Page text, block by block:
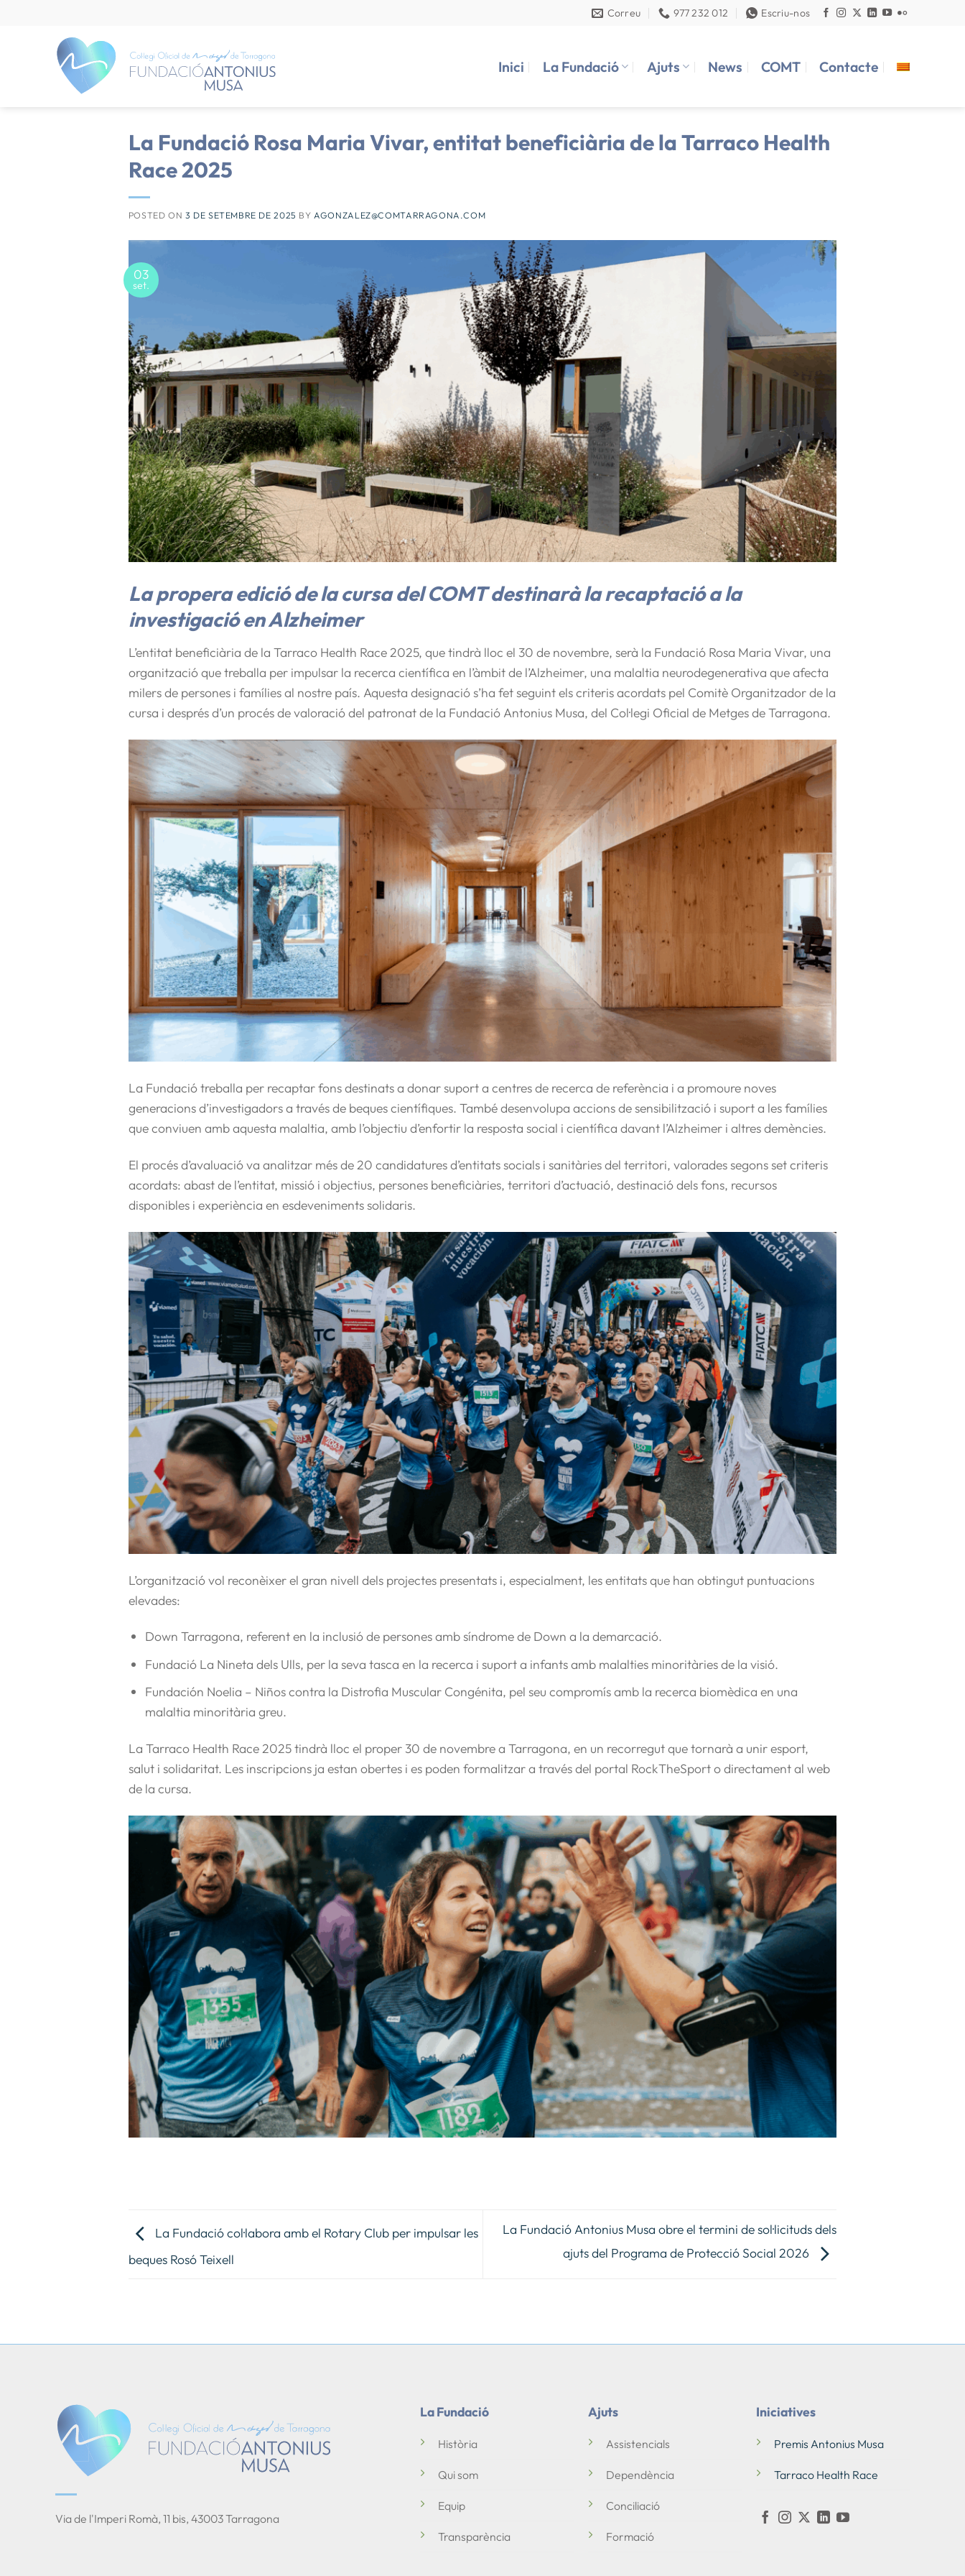
Correu 977 232 012 Escriu-nos
Inici La Fundació Ajuts News COMT Contacte
La Fundació Rosa Maria Vivar, entitat beneficiària de la Tarraco Health
Race 2025
POSTED ON 3 DE SETEMBRE DE 2025 BYAGONZALEZ@COMTARRAGONA.COM
03
set.
La propera edició de la cursa del COMT destinarà la recaptació a la
investigació en Alzheimer
L’entitat beneficiària de la Tarraco Health Race 2025, que tindrà lloc el 30 de novembre, serà la Fundació Rosa Maria Vivar, una
organització que treballa per impulsar la recerca científica en l’àmbit de l’Alzheimer, una malaltia neurodegenerativa que afecta
milers de persones i famílies al nostre país. Aquesta designació s’ha fet seguint els criteris acordats pel Comitè Organitzador de la
cursa i després d’un procés de valoració del patronat de la Fundació Antonius Musa, del Col·legi Oficial de Metges de Tarragona.
La Fundació treballa per recaptar fons destinats a donar suport a centres de recerca de referència i a promoure noves
generacions d’investigadors a través de beques científiques. També desenvolupa accions de sensibilització i suport a les famílies
que conviuen amb aquesta malaltia, amb l’objectiu d’enfortir la resposta social i científica davant l’Alzheimer i altres demències.
El procés d’avaluació va analitzar més de 20 candidaturesd’entitats socials i sanitàries del territori, valorades segons set criteris
acordats: abast de l’entitat, missió i objectius, persones beneficiàries, territori d’actuació, destinació dels fons, recursos
disponibles i experiència en esdeveniments solidaris.
L’organització vol reconèixer el gran nivell dels projectes presentats i, especialment, les entitats que han obtingut puntuacions
elevades:
Down Tarragona, referent en la inclusió de persones amb síndrome de Down a la demarcació.
Fundació La Nineta dels Ulls, per la seva tasca en la recerca i suport a infants amb malalties minoritàries de la visió.
Fundación Noelia – Niños contra la Distrofia Muscular Congénita, pel seu compromís amb la recerca biomèdica en una
malaltia minoritària greu.
La Tarraco Health Race 2025 tindrà lloc el proper 30 de novembre a Tarragona, en un recorregut que tornarà a unir esport,
salut i solidaritat. Les inscripcions ja estan obertes i es poden formalitzar a través del portal RockTheSport o directament al web
de la cursa.
La Fundació col·labora amb el Rotary Club per impulsar les
beques Rosó Teixell
La Fundació Antonius Musa obre el termini de sol·licituds dels
ajuts del Programa de Protecció Social 2026
Via de l'Imperi Romà, 11 bis, 43003 Tarragona
La Fundació
Història
Qui som
Equip
Transparència
Ajuts
Assistencials
Dependència
Conciliació
Formació
Iniciatives
Premis Antonius Musa
Tarraco Health Race